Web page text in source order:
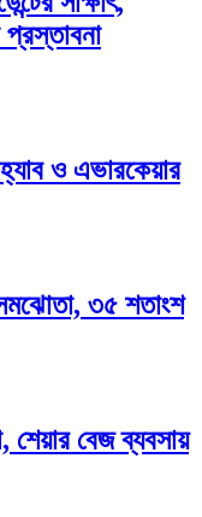
ও এভারকেয়ার
সমঝোতা, ৩৫ শতাংশ
শেয়ার বেজ ব্যবসায়